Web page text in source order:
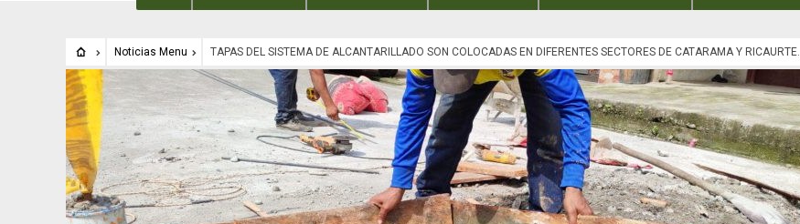
Noticias Menu TAPAS DEL SISTEMA DE ALCANTARILLADO SON COLOCADAS EN DIFERENTES SECTORES DE CATARAMA Y RICAURTE.